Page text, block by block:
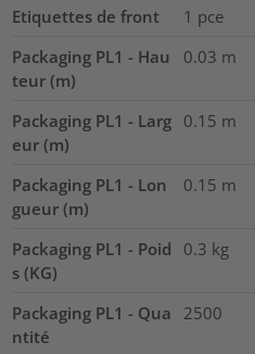
Etiquettes de front
1 pce
Packaging PL1 - Hau
teur (m)
0.03 m
Packaging PL1 - Larg
eur (m)
0.15 m
Packaging PL1 - Lon
gueur (m)
0.15 m
Packaging PL1 - Poid
s (KG)
0.3 kg
Packaging PL1 - Qua
ntité
2500